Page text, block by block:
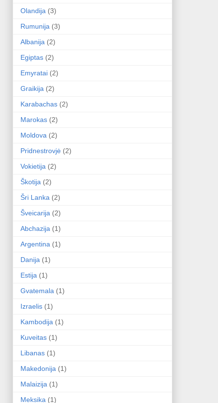
Olandija (3)
Rumunija (3)
Albanija (2)
Egiptas (2)
Emyratai (2)
Graikija (2)
Karabachas (2)
Marokas (2)
Moldova (2)
Pridnestrovjė (2)
Vokietija (2)
Škotija (2)
Šri Lanka (2)
Šveicarija (2)
Abchazija (1)
Argentina (1)
Danija (1)
Estija (1)
Gvatemala (1)
Izraelis (1)
Kambodija (1)
Kuveitas (1)
Libanas (1)
Makedonija (1)
Malaizija (1)
Meksika (1)